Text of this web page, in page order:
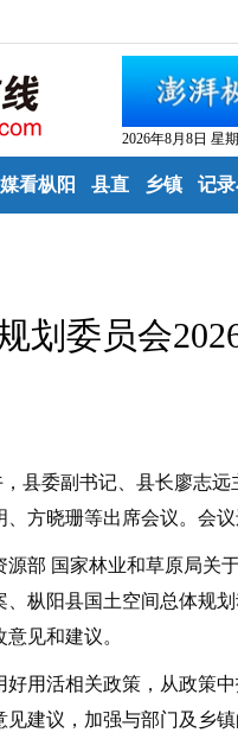
2026年8月8日 星
看枞阳 县直 乡镇 记
划委员会
委副书记、县长廖志远
方晓珊等出席会议。会
国家林业和草原局关
枞阳县国土空间总体规
见和建议。
活相关政策，从政策中
建议，加强与部门及乡